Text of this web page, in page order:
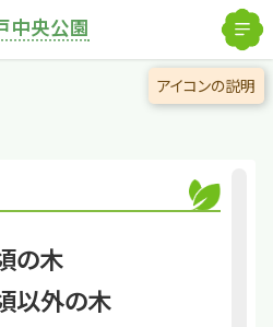
の木
以外の木
中央公園
アジサイ
イ
解除
アイコンの説明